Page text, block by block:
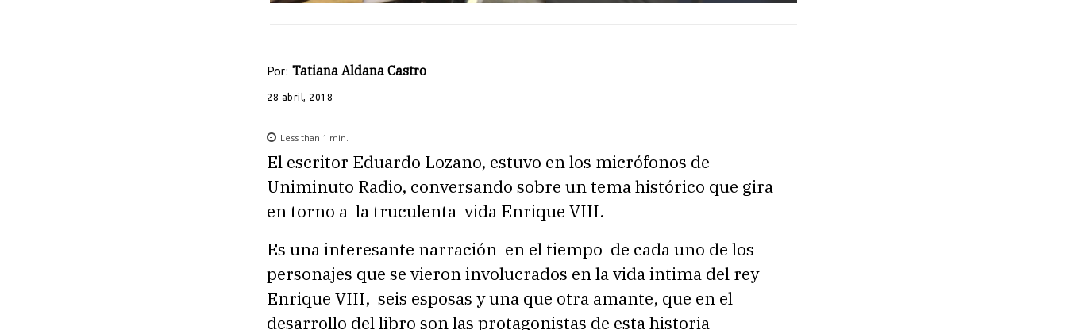
Por: Tatiana Aldana Castro
28 abril, 2018
Less than 1 min.
El escritor Eduardo Lozano, estuvo en los micrófonos de
Uniminuto Radio, conversando sobre un tema histórico que gira
en torno a la truculenta vida Enrique VIII.
Es una interesante narración en el tiempo de cada uno de los
personajes que se vieron involucrados en la vida intima del rey
Enrique VIII, seis esposas y una que otra amante, que en el
desarrollo del libro son las protagonistas de esta historia